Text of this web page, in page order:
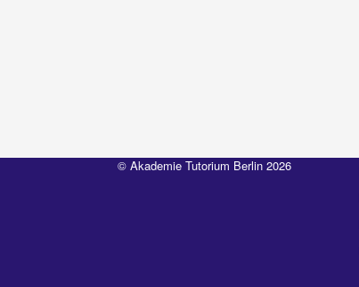
© Akademie Tutorium Berlin 2026